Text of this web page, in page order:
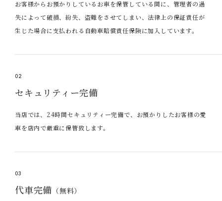
お客様からお預かりしているお車を保管している間に、管理者の過
失によって破損、紛失、盗難をさせてしまい、法律上の保証責任が
生じた場合に支払われる自動車賠償責任保険に加入しています。
02
セキュリティー完備
当店では、24時間セキュリティー完備で、お預かりしたお客様の愛
車を店内で厳重に保管致します。
03
代車完備 （無料）